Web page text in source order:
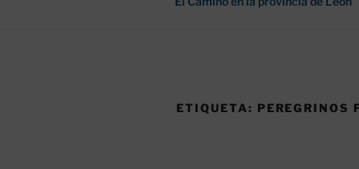
ETIQUETA: PEREGRINOS